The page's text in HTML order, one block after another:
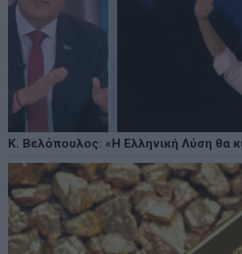
Κ. Βελόπουλος: «Η Ελληνική Λύση θα